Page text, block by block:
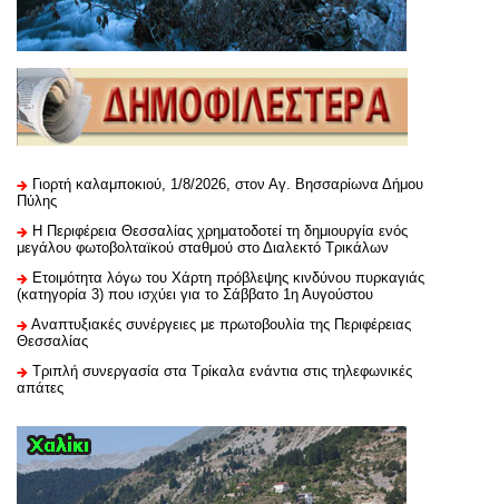
Γιορτή καλαμποκιού, 1/8/2026, στον Αγ. Βησσαρίωνα Δήμου
Πύλης
H Περιφέρεια Θεσσαλίας χρηματοδοτεί τη δημιουργία ενός
μεγάλου φωτοβολταϊκού σταθμού στο Διαλεκτό Τρικάλων
Ετοιμότητα λόγω του Χάρτη πρόβλεψης κινδύνου πυρκαγιάς
(κατηγορία 3) που ισχύει για το Σάββατο 1η Αυγούστου
Αναπτυξιακές συνέργειες με πρωτοβουλία της Περιφέρειας
Θεσσαλίας
Τριπλή συνεργασία στα Τρίκαλα ενάντια στις τηλεφωνικές
απάτες